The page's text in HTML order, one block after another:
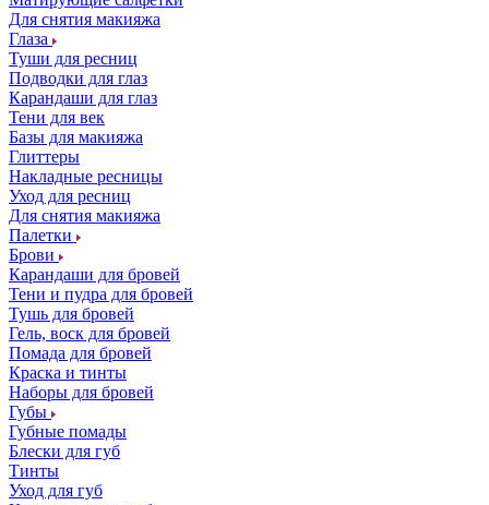
Для снятия макияжа
Глаза
Туши для ресниц
Подводки для глаз
Карандаши для глаз
Тени для век
Базы для макияжа
Глиттеры
Накладные ресницы
Уход для ресниц
Для снятия макияжа
Палетки
Брови
Карандаши для бровей
Тени и пудра для бровей
Тушь для бровей
Гель, воск для бровей
Помада для бровей
Краска и тинты
Наборы для бровей
Губы
Губные помады
Блески для губ
Тинты
Уход для губ